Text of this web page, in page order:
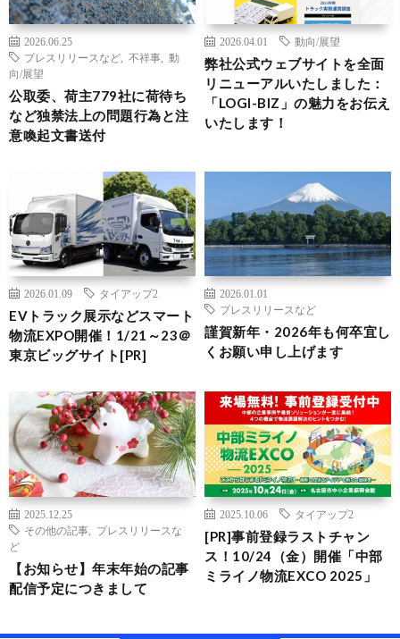
2026.06.25
プレスリリースなど
不祥事
動
向/展望
公取委、荷主779社に荷待ち
など独禁法上の問題行為と注
意喚起文書送付
2026.04.01 動向/展望
弊社公式ウェブサイトを全面
リニューアルいたしました：
「LOGI-BIZ」の魅力をお伝え
いたします！
2026.01.09 タイアップ2
EVトラック展示などスマート
物流EXPO開催！1/21～23＠
東京ビッグサイト[PR]
2026.01.01
プレスリリースなど
謹賀新年・2026年も何卒宜し
くお願い申し上げます
2025.12.25
その他の記事
プレスリリースな
ど
【お知らせ】年末年始の記事
配信予定につきまして
2025.10.06 タイアップ2
[PR]事前登録ラストチャン
ス！10/24（金）開催「中部
ミライノ物流EXCO 2025」